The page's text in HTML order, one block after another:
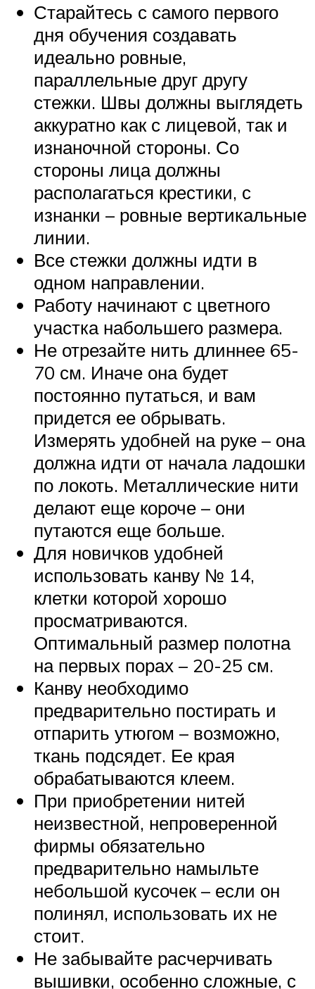
Старайтесь с самого первого
дня обучения создавать
идеально ровные,
параллельные друг другу
стежки. Швы должны выглядеть
аккуратно как с лицевой, так и
изнаночной стороны. Со
стороны лица должны
располагаться крестики, с
изнанки – ровные вертикальные
линии.
Все стежки должны идти в
одном направлении.
Работу начинают с цветного
участка набольшего размера.
Не отрезайте нить длиннее 65-
70 см. Иначе она будет
постоянно путаться, и вам
придется ее обрывать.
Измерять удобней на руке – она
должна идти от начала ладошки
по локоть. Металлические нити
делают еще короче – они
путаются еще больше.
Для новичков удобней
использовать канву № 14,
клетки которой хорошо
просматриваются.
Оптимальный размер полотна
на первых порах – 20-25 см.
Канву необходимо
предварительно постирать и
отпарить утюгом – возможно,
ткань подсядет. Ее края
обрабатываются клеем.
При приобретении нитей
неизвестной, непроверенной
фирмы обязательно
предварительно намыльте
небольшой кусочек – если он
полинял, использовать их не
стоит.
Не забывайте расчерчивать
вышивки, особенно сложные, с